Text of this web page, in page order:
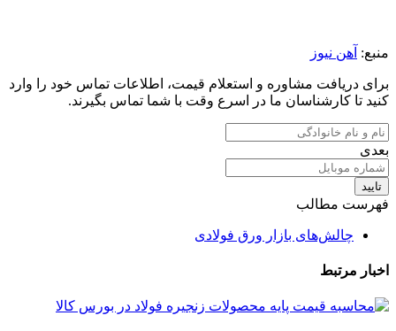
منبع: آهن نیوز
برای دریافت مشاوره و استعلام قیمت، اطلاعات تماس خود را وارد
کنید تا کارشناسان ما در اسرع وقت با شما تماس بگیرند.
بعدی
تایید
فهرست مطالب
چالش‌های بازار ورق فولادی
اخبار مرتبط